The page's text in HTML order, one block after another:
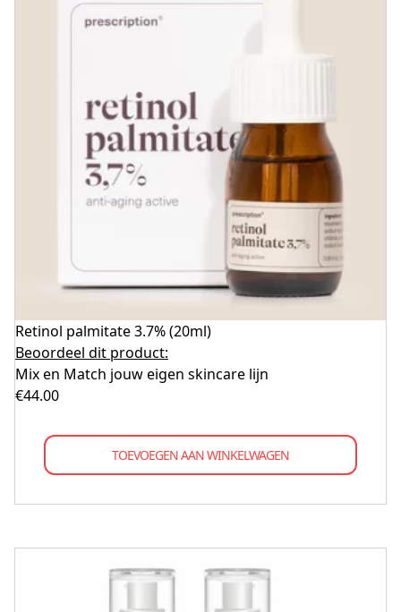
Retinol palmitate 3.7% (20ml)
Beoordeel dit product:
Mix en Match jouw eigen skincare lijn
€44.00
TOEVOEGEN AAN WINKELWAGEN